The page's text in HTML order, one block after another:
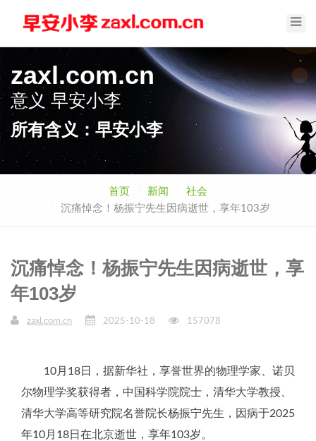
zaxl.com.cn
意义早安小李
所有含义：早安小李
首页 新闻
社会
沉痛悼念！杨振宁先生因病逝世，享年103岁
沉痛悼念！杨振宁先生因病逝世，享
年103岁
zaxl.com.cn 2025-10-18 157078
10月18日，据新华社，享誉世界的物理学家、诺贝
尔物理学奖获得者，中国科学院院士，清华大学教授、
清华大学高等研究院名誉院长杨振宁先生，因病于2025
年10月18日在北京逝世，享年103岁。